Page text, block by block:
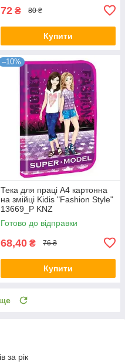
72 ₴ 80 ₴
Купити
–10%
Тека для праці А4 картонна
на змійці Kidis "Fashion Style"
13669_P KNZ
Готово до відправки
68,40 ₴ 76 ₴
Купити
за рік